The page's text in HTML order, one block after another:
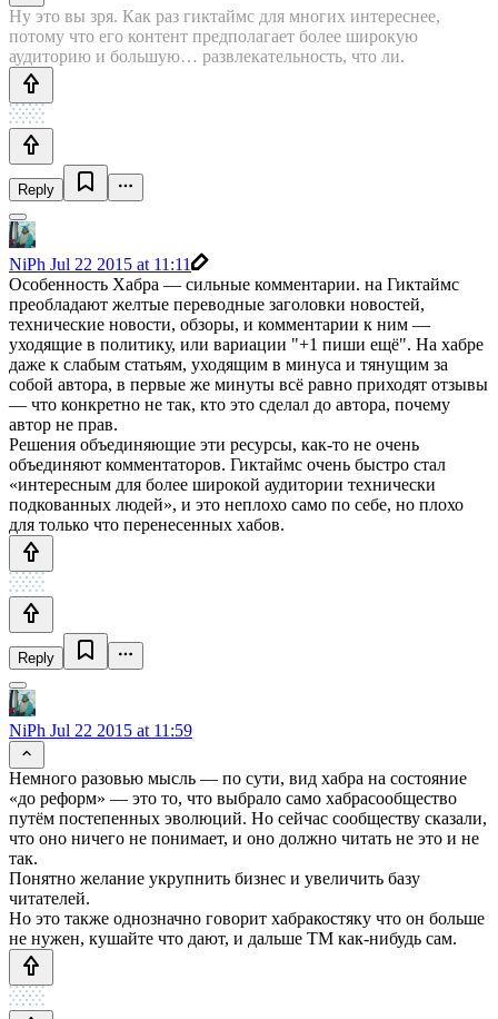
Ну это вы зря. Как раз гиктаймс для многих интереснее,
потому что его контент предполагает более широкую
аудиторию и большую… развлекательность, что ли.
Reply
NiPh Jul 22 2015 at 11:11
Особенность Хабра — сильные комментарии. на Гиктаймс
преобладают желтые переводные заголовки новостей,
технические новости, обзоры, и комментарии к ним —
уходящие в политику, или вариации "+1 пиши ещё". На хабре
даже к слабым статьям, уходящим в минуса и тянущим за
собой автора, в первые же минуты всё равно приходят отзывы
— что конкретно не так, кто это сделал до автора, почему
автор не прав.
Решения объединяющие эти ресурсы, как-то не очень
объединяют комментаторов. Гиктаймс очень быстро стал
«интересным для более широкой аудитории технически
подкованных людей», и это неплохо само по себе, но плохо
для только что перенесенных хабов.
Reply
NiPh Jul 22 2015 at 11:59
Немного разовью мысль — по сути, вид хабра на состояние
«до реформ» — это то, что выбрало само хабрасообщество
путём постепенных эволюций. Но сейчас сообществу сказали,
что оно ничего не понимает, и оно должно читать не это и не
так.
Понятно желание укрупнить бизнес и увеличить базу
читателей.
Но это также однозначно говорит хабракостяку что он больше
не нужен, кушайте что дают, и дальше ТМ как-нибудь сам.